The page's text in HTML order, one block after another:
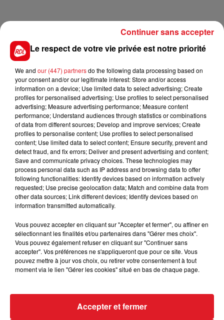
Une enquête a été ouverte, pour savoir si l’homme a
bien marqué le stop, s’il a été gêné par le soleil ou la
végétation, ou alors s’il a volontairement placé son
véhicule sur les voies.
FIL D'ACTUS
15 juillet 2026
BÉTHUNE: ENQUÊTE POUR HOMICIDE
VOLONTAIRE EN COURS, APRÈS LA...
Selon les premiers éléments, le logement servait
à des prostituées
Le respect de votre vie privée est notre priorité
We and our (447) partnersdo the following data processing based on
your consent and/or our legitimate interest: Store and/or access
information on a device; Use limited data to select advertising; Create
profiles for personalised advertising; Use profiles to select personalised
advertising; Measure advertising performance; Measure content
performance; Understand audiences through statistics or combinations
of data from different sources; Develop and improve services; Create
profiles to personalise content; Use profiles to select personalised
content; Use limited data to select content; Ensure security, prevent and
detect fraud, and fix errors; Deliver and present advertising and content;
Save and communicate privacy choices. These technologies may
process personal data such as IP address and browsing data to offer
following functionalities: Identify devices based on information actively
requested; Use precise geolocation data; Match and combine data from
other data sources; Link different devices; Identify devices based on
information transmitted automatically.
Vous pouvez accepter en cliquant sur "Accepter et fermer", ou affiner en
sélectionnant les finalités et/ou partenaires dans "Gérer mes choix".
Vous pouvez également refuser en cliquant sur "Continuer sans
accepter". Vos préférences ne s'appliqueront que pour ce site. Vous
pouvez mettre à jour vos choix, ou retirer votre consentement à tout
moment via le lien "Gérer les cookies" situé en bas de chaque page.
Accepter et fermer
Continuer sans accepter